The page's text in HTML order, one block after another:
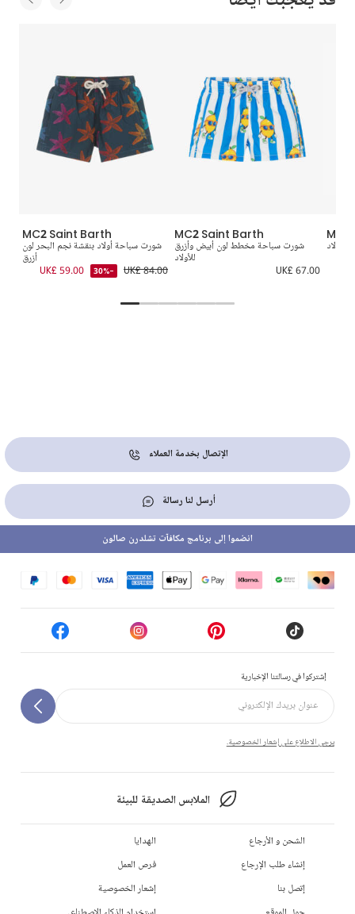
MC2 Saint Barth
شورت سباحة أولاد بنقشة نجم البحر لون
أزرق
UK£ 84.00
-30%
UK£ 59.00
MC2 Saint Barth
شورت سباحة مخطط لون أبيض وأزرق
للأولاد
UK£ 67.00
الإتصال بخدمة العملاء
أرسل لنا رسالة
إشتركوا في رسالتنا الإخبارية
يرجى الاطلاع على إشعار الخصوصية.
الملابس الصديقة للبيئة
انضموا إلى برنامج مكافآت تشلدرن صالون
الشحن و الأرجاع
إنشاء طلب الإرجاع
إتصل بنا
الهدايا
فرص العمل
إشعار الخصوصية